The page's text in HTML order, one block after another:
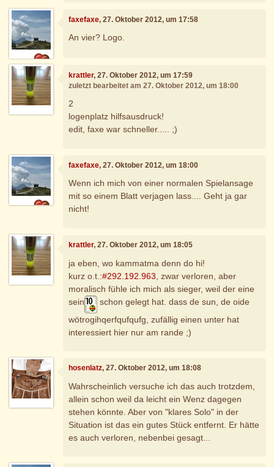
faxefaxe, 27. Oktober 2012, um 17:58
An vier? Logo.
krattler, 27. Oktober 2012, um 17:59
zuletzt bearbeitet am 27. Oktober 2012, um 18:00
2
logenplatz hilfsausdruck!
edit, faxe war schneller..... ;)
faxefaxe, 27. Oktober 2012, um 18:00
Wenn ich mich von einer normalen Spielansage
mit so einem Blatt verjagen lass.... Geht ja gar
nicht!
krattler, 27. Oktober 2012, um 18:05
ja eben, wo kammatma denn do hi!
kurz o.t.:#292.192.963 , zwar verloren, aber
moralisch fühle ich mich als sieger, weil der eine
sein
schon gelegt hat. dass de sun, de oide
wötrogihqerfqufqufg, zufällig einen unter hat
interessiert hier nur am rande ;)
hosenlatz, 27. Oktober 2012, um 18:08
Wahrscheinlich versuche ich das auch trotzdem,
allein schon weil da leicht ein Wenz dagegen
stehen könnte. Aber von "klares Solo" in der
Situation ist das ein gutes Stück entfernt. Er hätte
es auch verloren, nebenbei gesagt...